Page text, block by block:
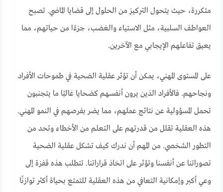
متكررة، حيث يتحول التركيز من الحلول إلى قضايا الماضي. تصبح
العواطف السلبية، مثل الاستياء والغضب، جزءًا من حياتهم، مما
يعيق تفاعلهم الإيجابي مع الآخرين.
على المستوى المهني، يمكن أن تؤثر عقلية الضحية في طموحات الأفراد
ونجاحهم. فالأفراد الذين يرون أنفسهم كضحايا غالبًا ما يتجنبون
تحمل المسؤولية عن نتائج عملهم، مما يضر بفرصهم في النمو المهني.
هذه العقلية تقلل من قدرتهم على التعلم من الأخطاء وتحد من
التطور الشخصي. من المهم أن ندرك كيف تشكل عقلية الضحية
تصوراتنا عن أنفسنا وتؤثر على اتخاذ قراراتنا. تتطلب هذه قفزة إلى
وعي أكبر وإمكانية التعافي من هذه العقلية للتمتع بحياة أكثر توازنًا